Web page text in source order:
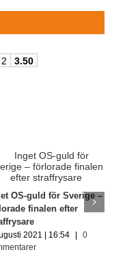
2 3.50
OS-guldet till
för andra gången i rad
7 augusti 2021 | 16:05
kommentarer